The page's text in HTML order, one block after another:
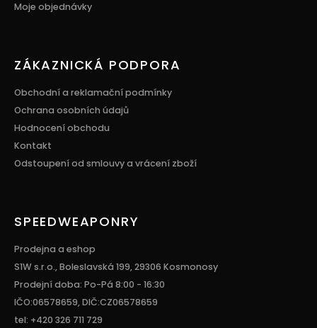
Moje objednávky
ZÁKAZNICKÁ PODPORA
Obchodní a reklamační podmínky
Ochrana osobních údajů
Hodnocení obchodu
Kontakt
Odstoupení od smlouvy a vrácení zboží
SPEEDWEAPONRY
Prodejna a eshop
S1W s.r.o., Boleslavská 199, 29306 Kosmonosy
Prodejní doba: Po-Pá 8:00 - 16:30
IČO:06578659, DIČ:CZ06578659
tel: +420 326 711 729